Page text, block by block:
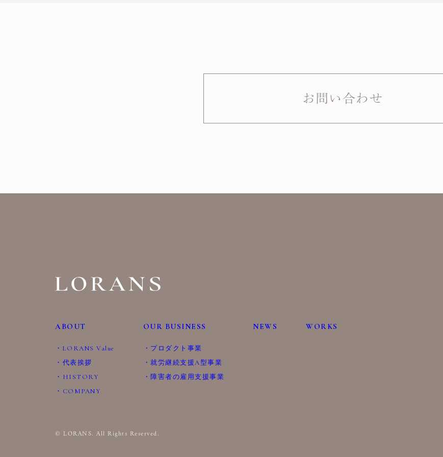
お問い合わせ
ABOUT
LORANS Value
代表挨拶
HISTORY
COMPANY
OUR BUSINESS
プロダクト事業
就労継続支援A型事業
障害者の雇用支援事業
NEWS WORKS
© LORANS. All Rights Reserved.